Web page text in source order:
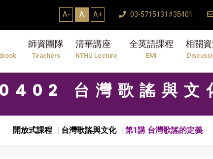
A- A A+ 03-5715131#35401
師資團隊
Teachers
清華講座
NTHU Lecture
全英語課程
EMI
相關
台灣歌謠與文
開放式課程 台灣歌謠與文化 第1講 台灣歌謠的定義